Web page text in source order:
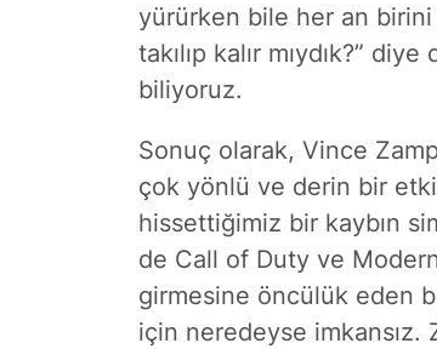
yürürken bile her an birini
takılıp kalır mıydık?”
biliyoruz.
Sonuç olarak, Vince
çok yönlü ve derin bir
hissettiğimiz bir kaybın
de Call of Duty ve
girmesine öncülük eden
için neredeyse imkansız.